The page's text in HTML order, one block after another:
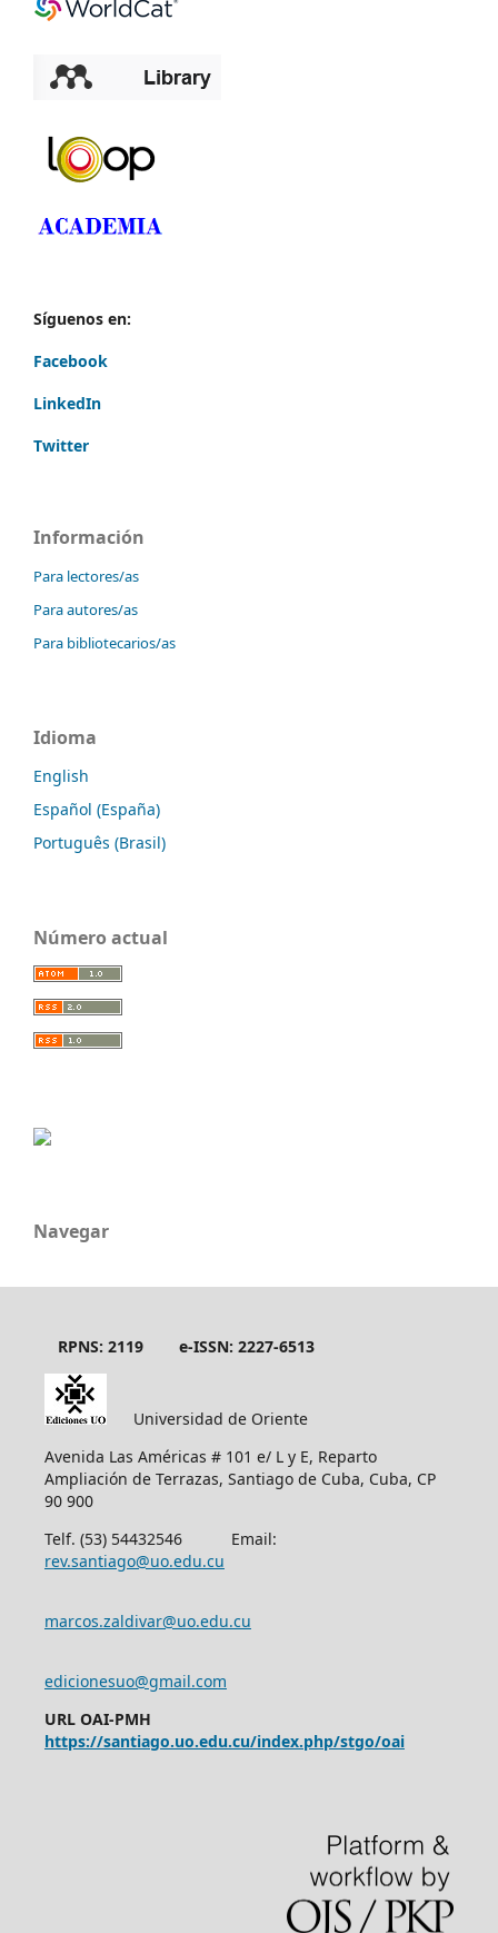
Síguenos en:
Facebook
LinkedIn
Twitter
Información
Para lectores/as
Para autores/as
Para bibliotecarios/as
Idioma
English
Español (España)
Português (Brasil)
Número actual
Navegar
RPNS: 2119 e-ISSN: 2227-6513
Universidad de Oriente
Avenida Las Américas # 101 e/ L y E, Reparto
Ampliación de Terrazas, Santiago de Cuba, Cuba, CP
90 900
Telf. (53) 54432546 Email:
rev.santiago@uo.edu.cu
marcos.zaldivar@uo.edu.cu
edicionesuo@gmail.com
URL OAI-PMH
https://santiago.uo.edu.cu/index.php/stgo/oai